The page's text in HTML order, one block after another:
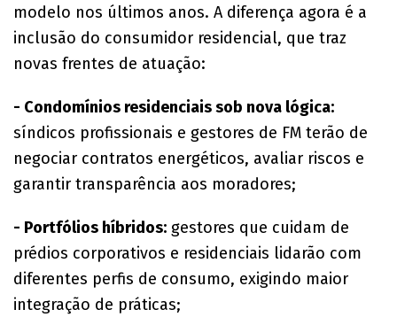
modelo nos últimos anos. A diferença agora é a
inclusão do consumidor residencial, que traz
novas frentes de atuação:
- Condomínios residenciais sob nova lógica:
síndicos profissionais e gestores de FM terão de
negociar contratos energéticos, avaliar riscos e
garantir transparência aos moradores;
- Portfólios híbridos: gestores que cuidam de
prédios corporativos e residenciais lidarão com
diferentes perfis de consumo, exigindo maior
integração de práticas;